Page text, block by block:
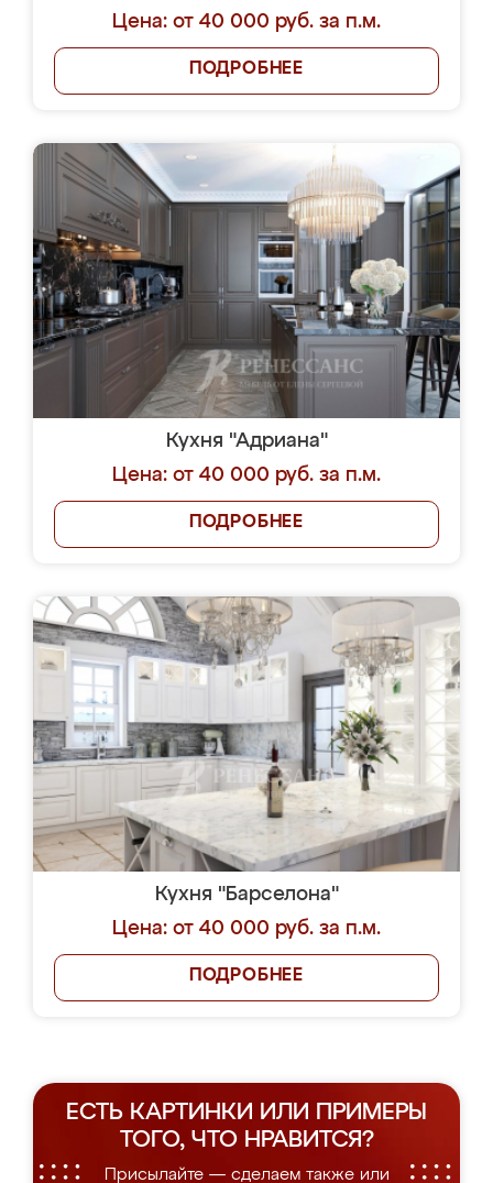
Цена: от 40 000 руб. за п.м.
ПОДРОБНЕЕ
Кухня "Адриана"
Цена: от 40 000 руб. за п.м.
ПОДРОБНЕЕ
Кухня "Барселона"
Цена: от 40 000 руб. за п.м.
ПОДРОБНЕЕ
ЕСТЬ КАРТИНКИ ИЛИ ПРИМЕРЫ
ТОГО, ЧТО НРАВИТСЯ?
Присылайте — сделаем также или